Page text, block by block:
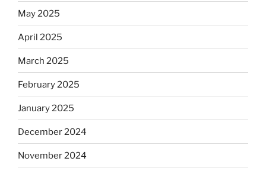
May 2025
April 2025
March 2025
February 2025
January 2025
December 2024
November 2024